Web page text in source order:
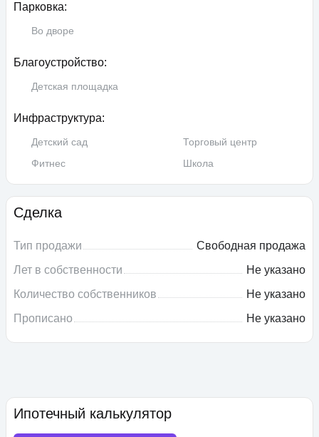
Парковка:
Во дворе
Благоустройство:
Детская площадка
Инфраструктура:
Детский сад
Торговый центр
Фитнес
Школа
Сделка
Тип продажи
Свободная продажа
Лет в собственности
Не указано
Количество собственников
Не указано
Прописано
Не указано
Ипотечный калькулятор